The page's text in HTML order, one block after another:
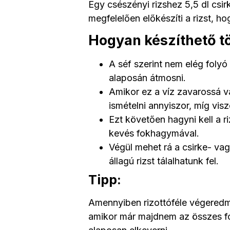
Egy csészényi rizshez 5,5 dl
megfelelően előkészíti a rizst,
Hogyan készíthető
A séf szerint nem elég
alaposán átmosni.
Amikor ez a víz zavarossá
ismételni annyiszor, míg
Ezt követően hagyni kell a
kevés fokhagymával.
Végül mehet rá a csirke-
állagú rizst tálalhatunk fel.
Tipp:
Amennyiben rizottóféle
amikor már majdnem az összes